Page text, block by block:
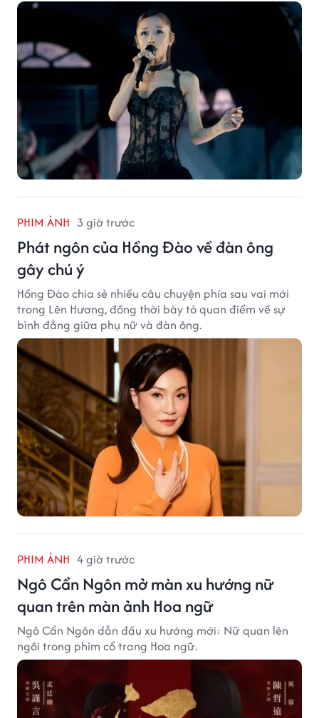
PHIM ẢNH 3 giờ trước
Phát ngôn của Hồng Đào về đàn ông
gây chú ý
Hồng Đào chia sẻ nhiều câu chuyện phía sau vai mới
trong Lên Hương, đồng thời bày tỏ quan điểm về sự
bình đẳng giữa phụ nữ và đàn ông.
PHIM ẢNH 4 giờ trước
Ngô Cẩn Ngôn mở màn xu hướng nữ
quan trên màn ảnh Hoa ngữ
Ngô Cẩn Ngôn dẫn đầu xu hướng mới: Nữ quan lên
ngôi trong phim cổ trang Hoa ngữ.